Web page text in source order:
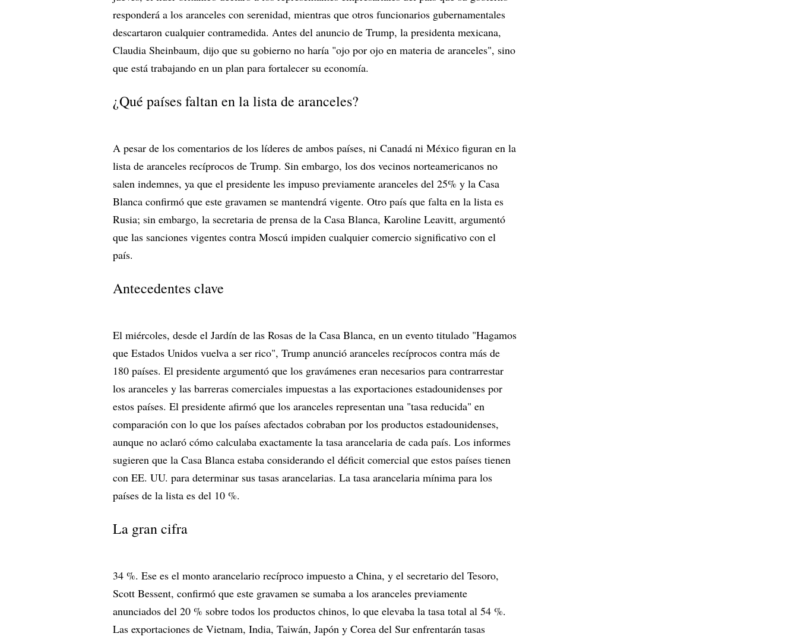
responderá a los aranceles con serenidad, mientras que otros funcionarios gubernamentales
descartaron cualquier contramedida. Antes del anuncio de Trump, la presidenta mexicana,
Claudia Sheinbaum, dijo que su gobierno no haría "ojo por ojo en materia de aranceles", sino
que está trabajando en un plan para fortalecer su economía.
¿Qué países faltan en la lista de aranceles?
A pesar de los comentarios de los líderes de ambos países, ni Canadá ni México figuran en la
lista de aranceles recíprocos de Trump. Sin embargo, los dos vecinos norteamericanos no
salen indemnes, ya que el presidente les impuso previamente aranceles del 25% y la Casa
Blanca confirmó que este gravamen se mantendrá vigente. Otro país que falta en la lista es
Rusia; sin embargo, la secretaria de prensa de la Casa Blanca, Karoline Leavitt, argumentó
que las sanciones vigentes contra Moscú impiden cualquier comercio significativo con el
país.
Antecedentes clave
El miércoles, desde el Jardín de las Rosas de la Casa Blanca, en un evento titulado "Hagamos
que Estados Unidos vuelva a ser rico", Trump anunció aranceles recíprocos contra más de
180 países. El presidente argumentó que los gravámenes eran necesarios para contrarrestar
los aranceles y las barreras comerciales impuestas a las exportaciones estadounidenses por
estos países. El presidente afirmó que los aranceles representan una "tasa reducida" en
comparación con lo que los países afectados cobraban por los productos estadounidenses,
aunque no aclaró cómo calculaba exactamente la tasa arancelaria de cada país. Los informes
sugieren que la Casa Blanca estaba considerando el déficit comercial que estos países tienen
con EE. UU. para determinar sus tasas arancelarias. La tasa arancelaria mínima para los
países de la lista es del 10 %.
La gran cifra
34 %. Ese es el monto arancelario recíproco impuesto a China, y el secretario del Tesoro,
Scott Bessent, confirmó que este gravamen se sumaba a los aranceles previamente
anunciados del 20 % sobre todos los productos chinos, lo que elevaba la tasa total al 54 %.
Las exportaciones de Vietnam, India, Taiwán, Japón y Corea del Sur enfrentarán tasas